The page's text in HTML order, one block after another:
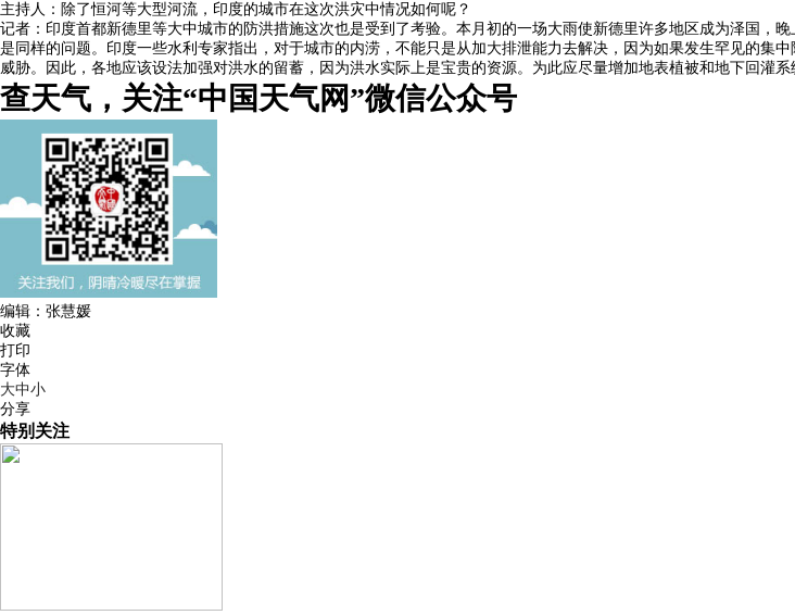
主持人：除了恒河等大型河流，印度的城市在这次洪灾中情况如何呢？
记者：印度首都新德里等大中城市的防洪措施这次也是受到了考验。本月初的一场大雨使新德里许多地区成为泽国，
是同样的问题。印度一些水利专家指出，对于城市的内涝，不能只是从加大排泄能力去解决，因为如果发生罕见的集
威胁。因此，各地应该设法加强对洪水的留蓄，因为洪水实际上是宝贵的资源。为此应尽量增加地表植被和地下回灌
查天气，关注“中国天气网”微信公众号
编辑：张慧媛
收藏
打印
字体
大中小
分享
特别关注